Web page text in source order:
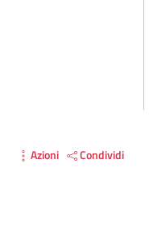
Azioni Condividi